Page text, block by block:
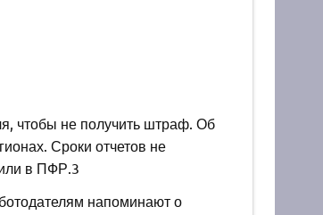
чтобы не получить штраф. Об
Сроки отчетов не
в ПФР.3
напоминают о